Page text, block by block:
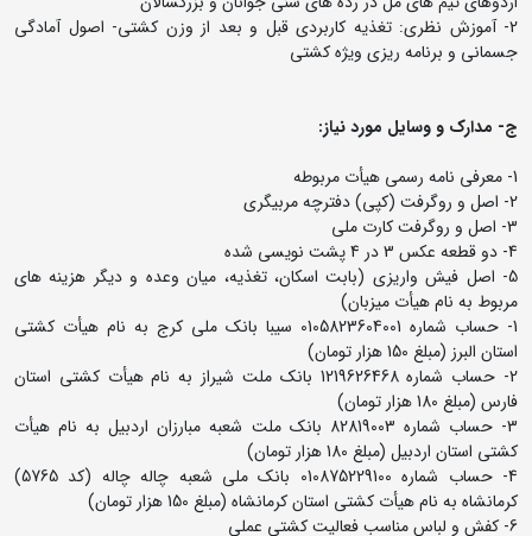
2- آموزش نظری: تغذیه کاربردی قبل و بعد از وزن کشتی- اصول آمادگی
جسمانی و برنامه ریزی ویژه کشتی
ج- مدارک و وسایل مورد نیاز:
1- معرفی نامه رسمی هیأت مربوطه
2- اصل و روگرفت (کپی) دفترچه مربیگری
3- اصل و روگرفت کارت ملی
4- دو قطعه عکس 3 در 4 پشت نویسی شده
5- اصل فیش واریزی (بابت اسکان، تغذیه، میان وعده و دیگر هزینه های
مربوط به نام هیأت میزبان)
1- حساب شماره 0105823604001 سیبا بانک ملی کرج به نام هیأت کشتی
استان البرز (مبلغ 150 هزار تومان)
2- حساب شماره 1219626468 بانک ملت شیراز به نام هیأت کشتی استان
فارس (مبلغ 180 هزار تومان)
3- حساب شماره 82819003 بانک ملت شعبه مبارزان اردبیل به نام هیأت
کشتی استان اردبیل (مبلغ 180 هزار تومان)
4- حساب شماره 010875229100 بانک ملی شعبه چاله چاله (کد 5765)
کرمانشاه به نام هیأت کشتی استان کرمانشاه (مبلغ 150 هزار تومان)
6- کفش و لباس مناسب فعالیت کشتی عملی